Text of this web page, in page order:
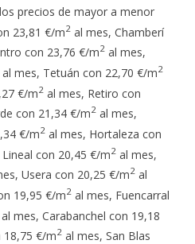
precios de mayor a menor
23,81 €/m2al mes, Chamberí
con 23,76 €/m2al mes,
mes, Tetuán con 22,70 €/m2
€/m2al mes, Retiro con
con 21,34 €/m2al mes,
€/m2al mes, Hortaleza con
con 20,45 €/m2al mes,
Usera con 20,25 €/m2al
19,95 €/m2al mes, Fuencarral
mes, Carabanchel con 19,18
€/m2al mes, San Blas